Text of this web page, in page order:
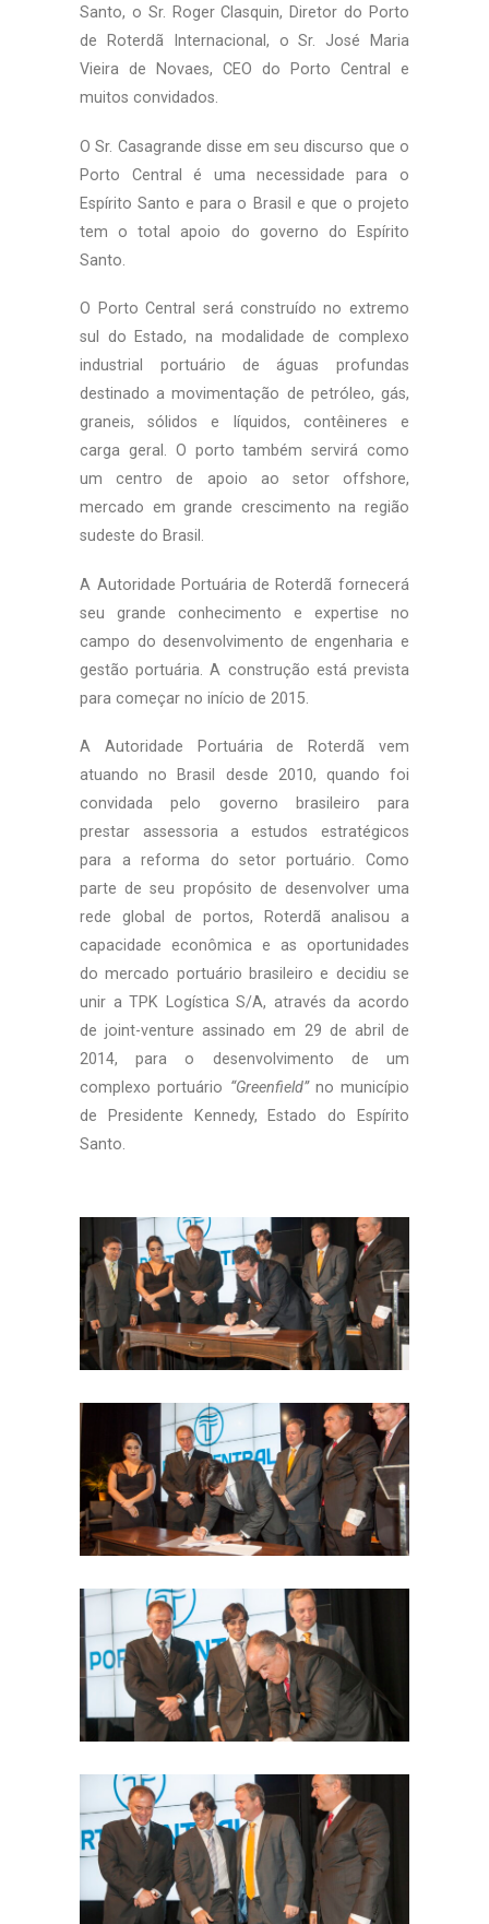
Santo, o Sr. Roger Clasquin, Diretor do Porto
de Roterdã Internacional, o Sr. José Maria
Vieira de Novaes, CEO do Porto Central e
muitos convidados.
O Sr. Casagrande disse em seu discurso que o
Porto Central é uma necessidade para o
Espírito Santo e para o Brasil e que o projeto
tem o total apoio do governo do Espírito
Santo.
O Porto Central será construído no extremo
sul do Estado, na modalidade de complexo
industrial portuário de águas profundas
destinado a movimentação de petróleo, gás,
graneis, sólidos e líquidos, contêineres e
carga geral. O porto também servirá como
um centro de apoio ao setor offshore,
mercado em grande crescimento na região
sudeste do Brasil.
A Autoridade Portuária de Roterdã fornecerá
seu grande conhecimento e expertise no
campo do desenvolvimento de engenharia e
gestão portuária. A construção está prevista
para começar no início de 2015.
A Autoridade Portuária de Roterdã vem
atuando no Brasil desde 2010, quando foi
convidada pelo governo brasileiro para
prestar assessoria a estudos estratégicos
para a reforma do setor portuário. Como
parte de seu propósito de desenvolver uma
rede global de portos, Roterdã analisou a
capacidade econômica e as oportunidades
do mercado portuário brasileiro e decidiu se
unir a TPK Logística S/A, através da acordo
de joint-venture assinado em 29 de abril de
2014, para o desenvolvimento de um
complexo portuário “Greenfield”no município
de Presidente Kennedy, Estado do Espírito
Santo.